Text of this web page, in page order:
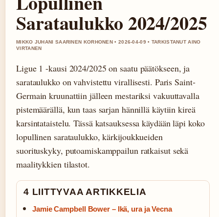
Sarataulukko 2024/2025
MIKKO JUHANI SAARINEN KORHONEN • 2026-04-09 • TARKISTANUT AINO
VIRTANEN
Ligue 1 -kausi 2024/2025 on saatu päätökseen, ja
sarataulukko on vahvistettu virallisesti. Paris Saint-
Germain kruunattiin jälleen mestariksi vakuuttavalla
pistemäärällä, kun taas sarjan hännillä käytiin kireä
karsintataistelu. Tässä katsauksessa käydään läpi koko
lopullinen sarataulukko, kärkijoukkueiden
suorituskyky, putoamiskamppailun ratkaisut sekä
maalitykkien tilastot.
4 LIITTYVAA ARTIKKELIA
Jamie Campbell Bower – Ikä, ura ja Vecna